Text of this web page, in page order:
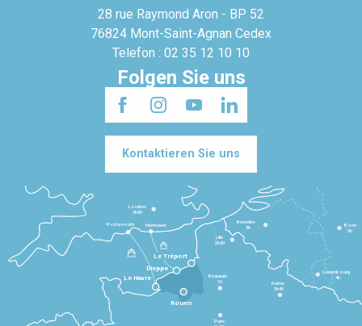
28 rue Raymond Aron - BP 52
76824 Mont-Saint-Agnan Cedex
Telefon : 02 35 12 10 10
Folgen Sie uns
Kontaktieren Sie uns
Le Havre
Dieppe
Le Tréport
Paris
Beauvais
1h
Reims
2h45
Lille
2h30
Bruxelles
3h
Londres
3h30
Newhaven
Portsmouth
Bonn
5h
Luxembourg
4h
Rouen